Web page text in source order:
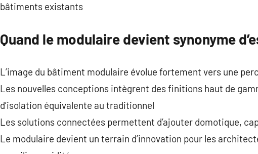
bâtiments existants
Quand le modulaire devient synonyme
L’image du bâtiment modulaire évolue fortement vers une
Les nouvelles conceptions intègrent des finitions haut de
d’isolation équivalente au traditionnel
Les solutions connectées permettent d’ajouter domotique,
Le modulaire devient un terrain d’innovation pour les